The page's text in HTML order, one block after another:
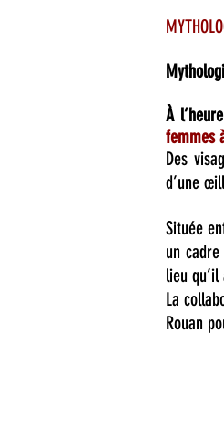
À
femmes
Des
d’une
Située
un
lieu
La
Rouan